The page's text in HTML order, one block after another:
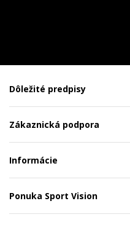
Dôležité predpisy
Zákaznická podpora
Informácie
Ponuka Sport Vision